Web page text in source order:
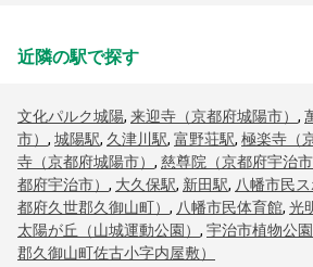
近隣の駅で探す
文化パルク城陽, 来迎寺（京都府城陽市） ,
市） , 城陽駅, 久津川駅, 富野荘駅, 極楽寺（
寺（京都府城陽市） , 慈尊院（京都府宇治市
都府宇治市） , 大久保駅, 新田駅, 八幡市民
都府久世郡久御山町） , 八幡市民体育館, 光
太陽が丘（山城運動公園） , 宇治市植物公園
郡久御山町佐古小字内屋敷）